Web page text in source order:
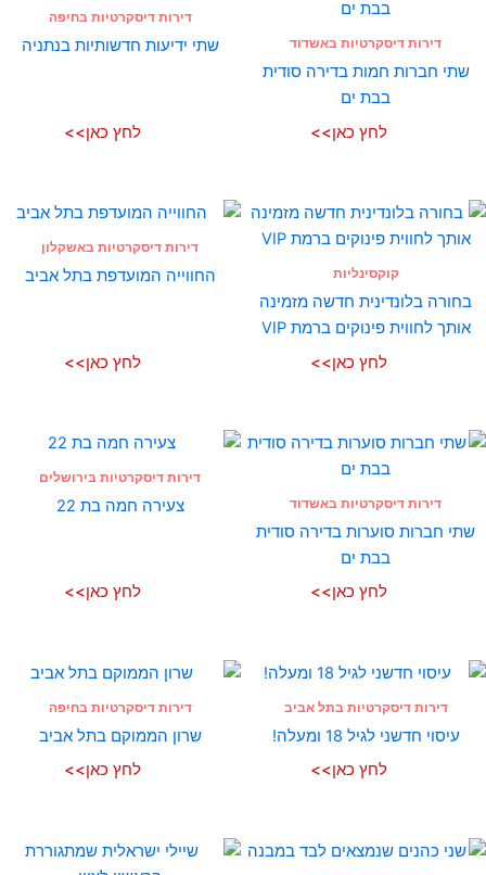
דירות דיסקרטיות באשדוד
שתי חברות חמות בדירה סודית
בבת ים
לחץ כאן>>
דירות דיסקרטיות בחיפה
שתי ידיעות חדשותיות בנתניה
לחץ כאן>>
קוקסינליות
בחורה בלונדינית חדשה מזמינה
אותך לחווית פינוקים ברמת VIP
לחץ כאן>>
דירות דיסקרטיות באשקלון
החווייה המועדפת בתל אביב
לחץ כאן>>
דירות דיסקרטיות באשדוד
שתי חברות סוערות בדירה סודית
בבת ים
לחץ כאן>>
דירות דיסקרטיות בירושלים
צעירה חמה בת 22
לחץ כאן>>
דירות דיסקרטיות בתל אביב
עיסוי חדשני לגיל 18 ומעלה!
לחץ כאן>>
דירות דיסקרטיות בחיפה
שרון הממוקם בתל אביב
לחץ כאן>>